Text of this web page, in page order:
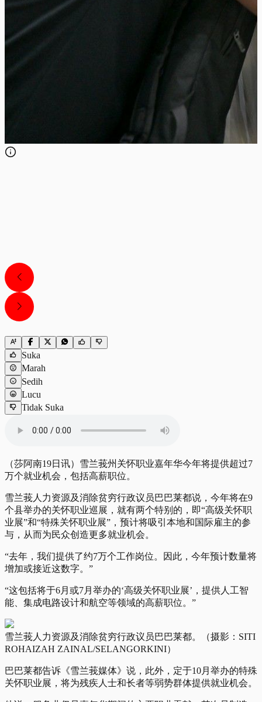
Suka
Marah
Sedih
Lucu
Tidak Suka
（莎阿南19日讯）雪兰莪州关怀职业嘉年华今年将提供超过7
万个就业机会，包括高薪职位。
雪兰莪人力资源及消除贫穷行政议员巴巴莱都说，今年将在9
个县举办的关怀职业巡展，就有两个特别的，即“高级关怀职
业展”和“特殊关怀职业展”，预计将吸引本地和国际雇主的参
与，从而为民众创造更多就业机会。
“去年，我们提供了约7万个工作岗位。因此，今年预计数量将
增加或接近这数字。”
“这包括将于6月或7月举办的‘高级关怀职业展’，提供人工智
能、集成电路设计和航空等领域的高薪职位。”
雪兰莪人力资源及消除贫穷行政议员巴巴莱都。（摄影：SITI
ROHAIZAH ZAINAL/SELANGORKINI）
巴巴莱都告诉《雪兰莪媒体》说，此外，定于10月举办的特殊
关怀职业展，将为残疾人士和长者等弱势群体提供就业机会。